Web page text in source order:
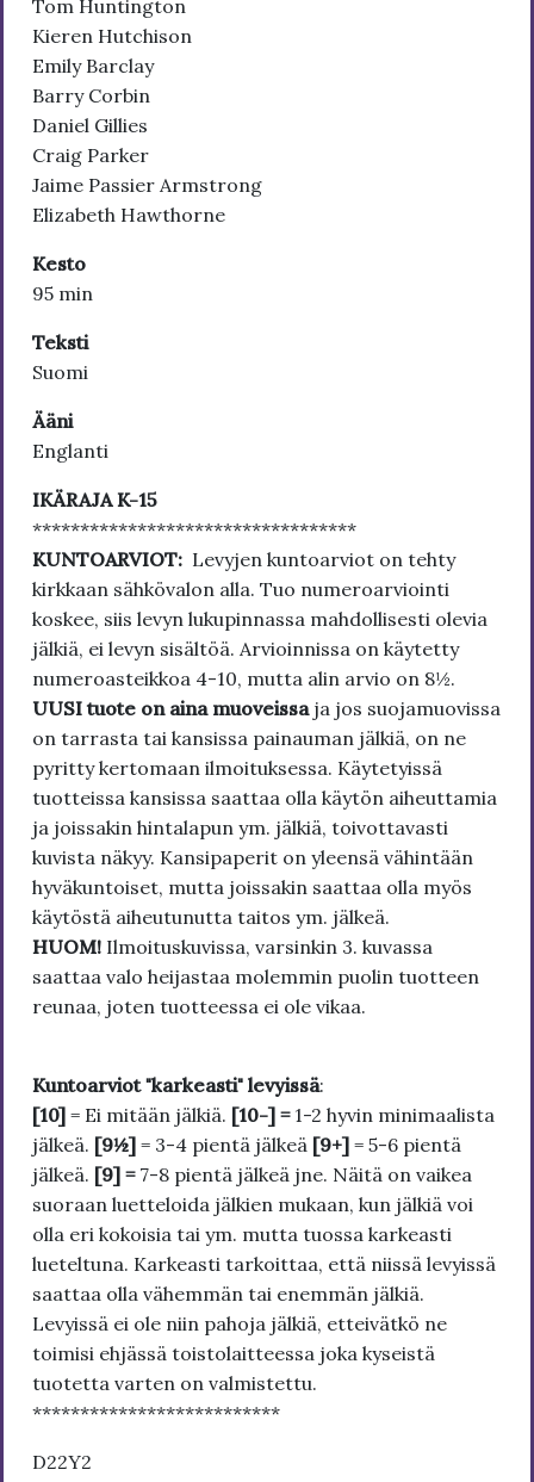
Tom Huntington
Kieren Hutchison
Emily Barclay
Barry Corbin
Daniel Gillies
Craig Parker
Jaime Passier Armstrong
Elizabeth Hawthorne
Kesto
95 min
Teksti
Suomi
Ääni
Englanti
IKÄRAJA K-15
**********************************
KUNTOARVIOT: Levyjen kuntoarviot on tehty
kirkkaan sähkövalon alla. Tuo numeroarviointi
koskee, siis levyn lukupinnassa mahdollisesti olevia
jälkiä, ei levyn sisältöä. Arvioinnissa on käytetty
numeroasteikkoa 4-10, mutta alin arvio on 8½.
UUSI tuote on aina muoveissa ja jos suojamuovissa
on tarrasta tai kansissa painauman jälkiä, on ne
pyritty kertomaan ilmoituksessa. Käytetyissä
tuotteissa kansissa saattaa olla käytön aiheuttamia
ja joissakin hintalapun ym. jälkiä, toivottavasti
kuvista näkyy. Kansipaperit on yleensä vähintään
hyväkuntoiset, mutta joissakin saattaa olla myös
käytöstä aiheutunutta taitos ym. jälkeä.
HUOM! Ilmoituskuvissa, varsinkin 3. kuvassa
saattaa valo heijastaa molemmin puolin tuotteen
reunaa, joten tuotteessa ei ole vikaa.
Kuntoarviot "karkeasti" levyissä:
[10] = Ei mitään jälkiä. [10-] = 1-2 hyvin minimaalista
jälkeä. [9½] = 3-4 pientä jälkeä [9+] = 5-6 pientä
jälkeä. [9] = 7-8 pientä jälkeä jne. Näitä on vaikea
suoraan luetteloida jälkien mukaan, kun jälkiä voi
olla eri kokoisia tai ym. mutta tuossa karkeasti
lueteltuna. Karkeasti tarkoittaa, että niissä levyissä
saattaa olla vähemmän tai enemmän jälkiä.
Levyissä ei ole niin pahoja jälkiä, etteivätkö ne
toimisi ehjässä toistolaitteessa joka kyseistä
tuotetta varten on valmistettu.
**************************
D22Y2